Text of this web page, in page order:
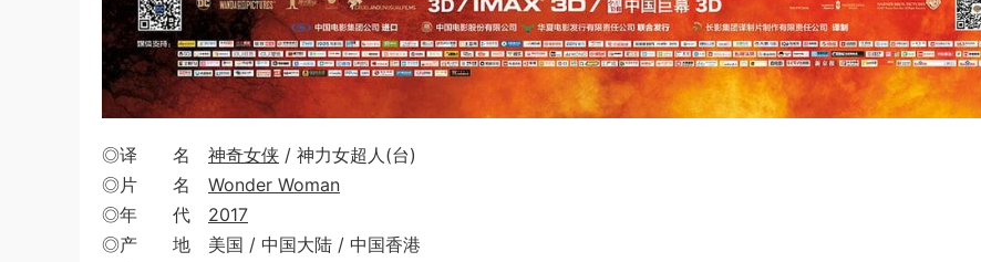
◎译 名 神奇女侠 / 神力女超人(台)
◎片 名 Wonder Woman
◎年 代 2017
◎产 地 美国 / 中国大陆 / 中国香港